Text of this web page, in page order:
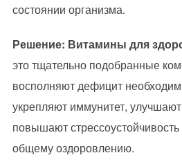
состоянии организма.
Решение: Витамины для
это тщательно подобранные
восполняют дефицит
укрепляют иммунитет,
повышают
общему оздоровлению.